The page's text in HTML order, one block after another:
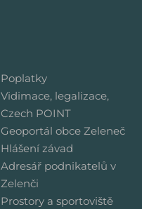
Poplatky
Vidimace, legalizace,
Czech POINT
Geoportál obce Zeleneč
Hlášení závad
Adresář podnikatelů v
Zelenči
Prostory a sportoviště